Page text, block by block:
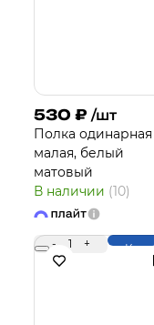
530 ₽ /шт
Полка одинарная
малая, белый
матовый
В наличии (10)
- 1 +